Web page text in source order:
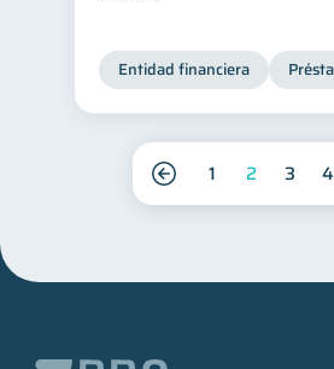
Entidad financiera
1 2 3 4